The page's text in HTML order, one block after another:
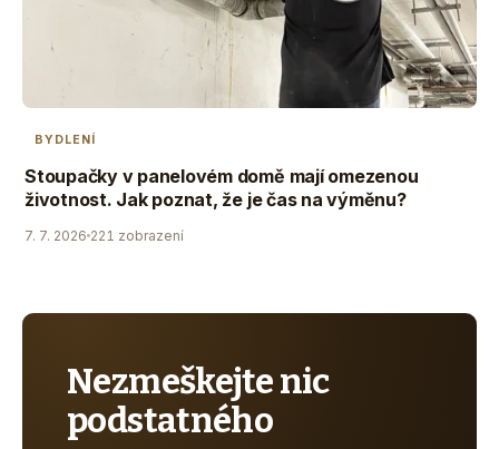
BYDLENÍ
Stoupačky v panelovém domě mají omezenou
životnost. Jak poznat, že je čas na výměnu?
7. 7. 2026 221 zobrazení
Nezmeškejte nic
podstatného